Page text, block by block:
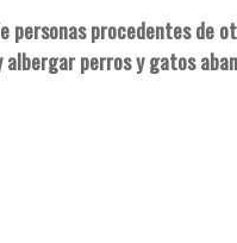
personas procedentes de
perros y gatos